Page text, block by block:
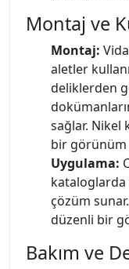
Montaj ve
Montaj:
aletler
deliklerden
sağlar. Nikel
bir görünüm
Uygulama:
çözüm
düzenli bir
Bakım ve